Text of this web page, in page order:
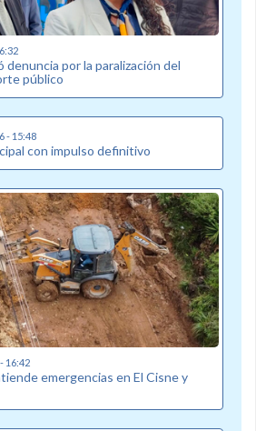
por la paralización del
público
- 15:48
con impulso definitivo
16:42
emergencias en El Cisne y